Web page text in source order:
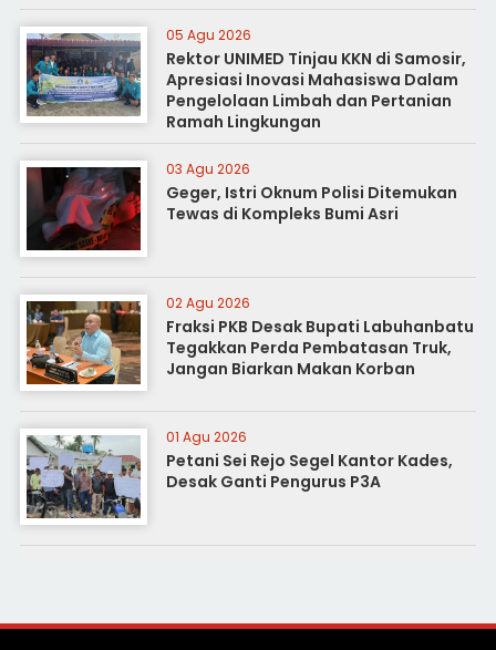
05 Agu 2026
Rektor UNIMED Tinjau KKN di Samosir,
Apresiasi Inovasi Mahasiswa Dalam
Pengelolaan Limbah dan Pertanian
Ramah Lingkungan
03 Agu 2026
Geger, Istri Oknum Polisi Ditemukan
Tewas di Kompleks Bumi Asri
02 Agu 2026
Fraksi PKB Desak Bupati Labuhanbatu
Tegakkan Perda Pembatasan Truk,
Jangan Biarkan Makan Korban
01 Agu 2026
Petani Sei Rejo Segel Kantor Kades,
Desak Ganti Pengurus P3A